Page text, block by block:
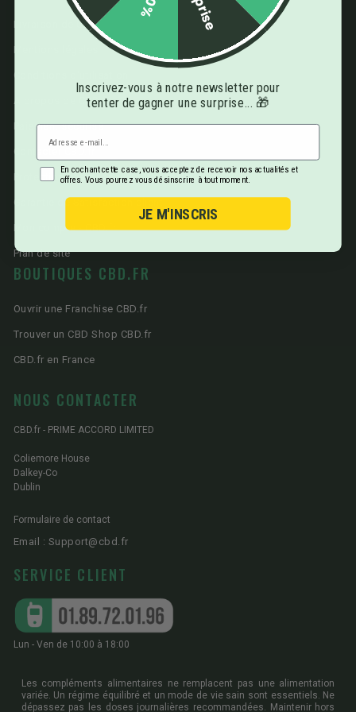
Livraison de CBD
Mentions légales
Conditions d'utilisation
A propos de CBD.fr
Paiement sécurisé
Contacter CBD.fr
Protection des données personnelles
Garantie de Satisfaction client
Mon compte - CBD.fr
Plan de site
BOUTIQUES CBD.FR
Ouvrir une Franchise CBD.fr
Trouver un CBD Shop CBD.fr
CBD.fr en France
NOUS CONTACTER
CBD.fr - PRIME ACCORD LIMITED
Coliemore House
Dalkey-Co
Dublin
Formulaire de contact
Email : Support@cbd.fr
SERVICE CLIENT
Lun - Ven de 10:00 à 18:00
Les compléments alimentaires ne remplacent pas une alimentation
variée. Un régime équilibré et un mode de vie sain sont essentiels. Ne
dépassez pas les doses journalières recommandées. Maintenir hors
Inscrivez-vous à notre newsletter pour
tenter de gagner une surprise... 🎁
En cochant cette case, vous acceptez de recevoir nos actualités et
offres. Vous pourrez vous désinscrire à tout moment.
JE M'INSCRIS